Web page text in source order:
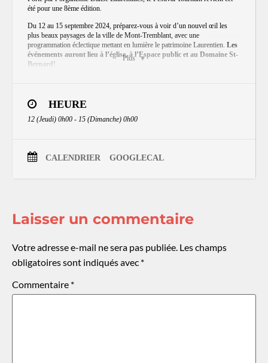
Plus
été pour une 8ème édition.
Du 12 au 15 septembre 2024, préparez-vous à voir d’un nouvel œil les
plus beaux paysages de la ville de Mont-Tremblant, avec une
programmation éclectique mettant en lumière le patrimoine Laurentien. Les
événements auront lieu à l’église, à l’Espace public et au Domaine St-
Bernard!
québécoise. Il invite le public à voir et expérimenter la danse à travers une
diversité d’activités et de performances s’adressant aux professionnels,
amateurs et néophytes.
Pour plus de détails
HEURE
12 (Jeudi) 0h00 - 15 (Dimanche) 0h00
CALENDRIER GOOGLECAL
Laisser un commentaire
Votre adresse e-mail ne sera pas publiée. Les champs
obligatoires sont indiqués avec *
Commentaire *